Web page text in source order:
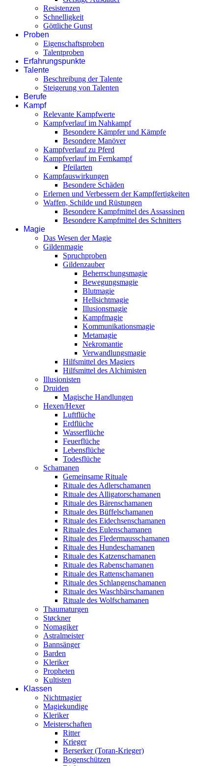
Resistenzen
Schnelligkeit
Göttliche Gunst
Proben
Eigenschaftsproben
Talentproben
Erfahrungspunkte
Talente
Beschreibung der Talente
Steigerung von Talenten
Berufe
Kampf
Relevante Kampfwerte
Kampfverlauf im Nahkampf
Besondere Kämpfer und Kämpfe
Besondere Manöver
Kampfverlauf zu Pferd
Kampfverlauf im Fernkampf
Pfeilarten
Kampfauswirkungen
Besondere Schäden
Erlernen und Verbessern der Kampffertigkeiten
Waffen, Schilde und Rüstungen
Besondere Kampfmittel des Assassinen
Besondere Kampfmittel des Schnitters
Magie
Das Wesen der Magie
Gildenmagie
Spruchproben
Gildenzauber
Beherrschungsmagie
Bewegungsmagie
Blutmagie
Hellsichtmagie
Illusionsmagie
Kampfmagie
Kommunikationsmagie
Metamagie
Nekromantie
Verwandlungsmagie
Hilfsmittel des Magiers
Hilfsmittel des Alchimisten
Illusionisten
Druiden
Magische Handlungen
Hexen/Hexer
Luftflüche
Erdflüche
Wasserflüche
Feuerflüche
Lebensflüche
Todesflüche
Schamanen
Gemeinsame Rituale
Rituale des Adlerschamanen
Rituale des Alligatorschamanen
Rituale des Bärenschamanen
Rituale des Büffelschamanen
Rituale des Eidechsenschamanen
Rituale des Eulenschamanen
Rituale des Fledermausschamanen
Rituale des Hundeschamanen
Rituale des Katzenschamanen
Rituale des Rabenschamanen
Rituale des Rattenschamanen
Rituale des Schlangenschamanen
Rituale des Waschbärschamanen
Rituale des Wolfschamanen
Thaumaturgen
Støckner
Nomagiker
Astralmeister
Bannsänger
Barden
Kleriker
Propheten
Kultisten
Klassen
Nichtmagier
Magiekundige
Kleriker
Meisterschaften
Ritter
Krieger
Berserker (Toran-Krieger)
Bogenschützen